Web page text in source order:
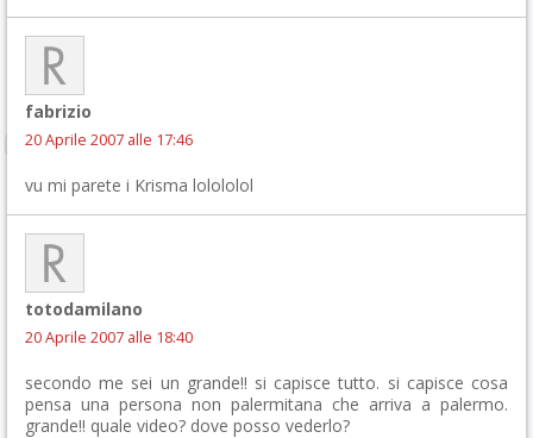
fabrizio
20 Aprile 2007 alle 17:46
vu mi parete i Krisma lolololol
totodamilano
20 Aprile 2007 alle 18:40
secondo me sei un grande!! si capisce tutto. si capisce cosa
pensa una persona non palermitana che arriva a palermo.
grande!! quale video? dove posso vederlo?